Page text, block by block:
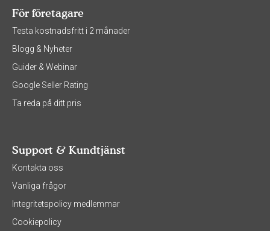
För företagare
Testa kostnadsfritt i 2 månader
Blogg & Nyheter
Guider & Webinar
Google Seller Rating
Ta reda på ditt pris
Support & Kundtjänst
Kontakta oss
Vanliga frågor
Integritetspolicy medlemmar
Cookiepolicy